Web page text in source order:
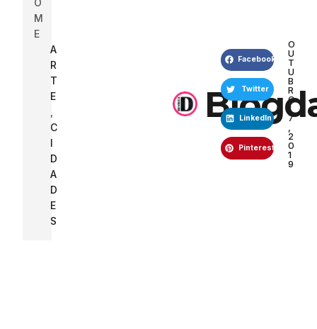
M
E
A
R
T
E
C
I
D
A
D
E
S
Facebook
Twitter
LinkedIn
Pinterest
O
U
T
U
B
R
O
1
7
2
0
1
9